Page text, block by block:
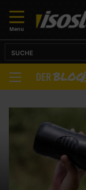
Menu
DERBLOG
DIE